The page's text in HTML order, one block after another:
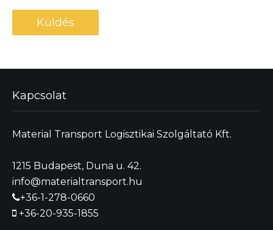
Kapcsolat
Material Transport Logisztikai Szolgáltató Kft.
1215 Budapest, Duna u. 42.
info@materialtransport.hu
+36-1-278-0660
+36-20-935-1855